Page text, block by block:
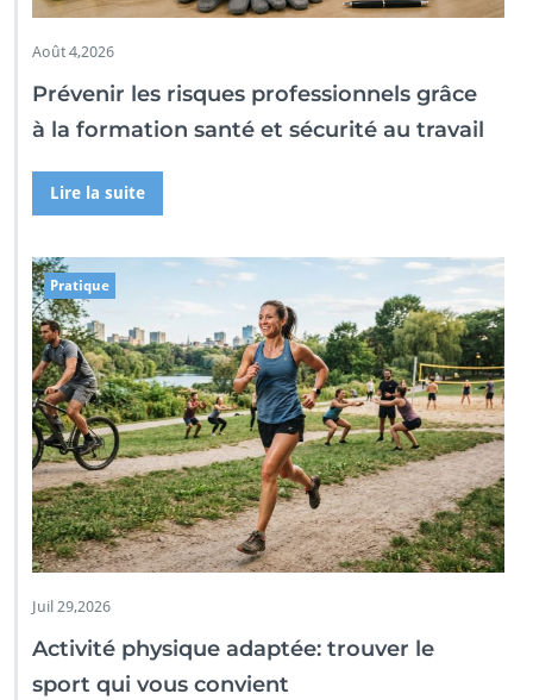
Août 4,2026
Prévenir les risques professionnels grâce
à la formation santé et sécurité au travail
Lire la suite
Pratique
Juil 29,2026
Activité physique adaptée: trouver le
sport qui vous convient